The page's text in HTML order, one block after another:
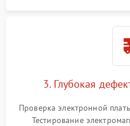
3. Глубокая
Проверка электронной
Тестирование